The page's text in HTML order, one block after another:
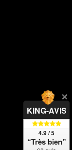
KING-AVIS
4.9 / 5
“Très bien”